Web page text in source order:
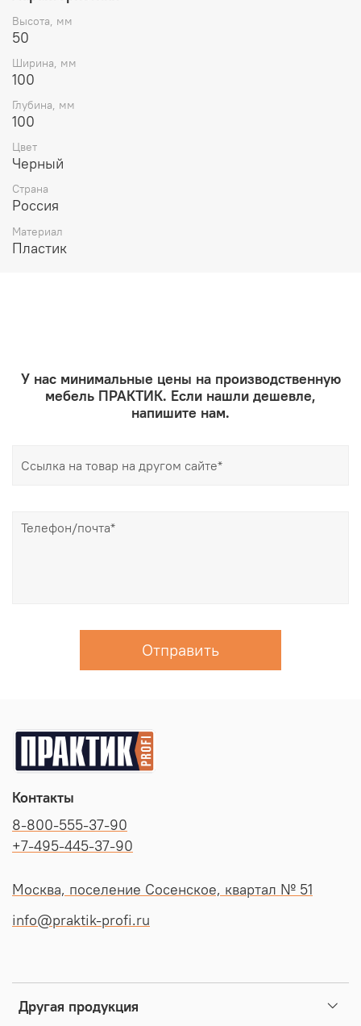
Высота, мм
50
Ширина, мм
100
Глубина, мм
100
Цвет
Черный
Страна
Россия
Материал
Пластик
У нас минимальные цены на производственную
мебель ПРАКТИК. Если нашли дешевле,
напишите нам.
Отправить
Другая продукция
Контакты
8-800-555-37-90
+7-495-445-37-90
Москва, поселение Сосенское, квартал № 51
info@praktik-profi.ru